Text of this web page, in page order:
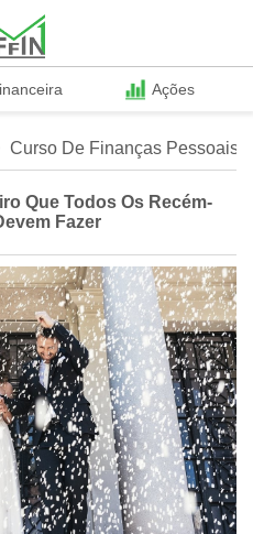
Ações
Curso De Finanças Pessoais
Que Todos Os Recém-
Fazer